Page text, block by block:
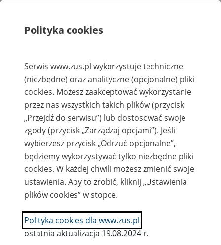
Rejestry, ewidencje i archiwa
Baza zlikwidowanych lub
przekształconych zakładów pracy
Nazwa zakładu pracy:
SZUKAJ
Polityka cookies
Serwis www.zus.pl wykorzystuje techniczne
(niezbędne) oraz analityczne (opcjonalne) pliki
cookies. Możesz zaakceptować wykorzystanie
przez nas wszystkich takich plików (przycisk
„Przejdź do serwisu”) lub dostosować swoje
zgody (przycisk „Zarządzaj opcjami”). Jeśli
wybierzesz przycisk „Odrzuć opcjonalne”,
będziemy wykorzystywać tylko niezbędne pliki
cookies. W każdej chwili możesz zmienić swoje
ustawienia. Aby to zrobić, kliknij „Ustawienia
plików cookies” w stopce.
Polityka cookies dla www.zus.pl
ostatnia aktualizacja 19.08.2024 r.